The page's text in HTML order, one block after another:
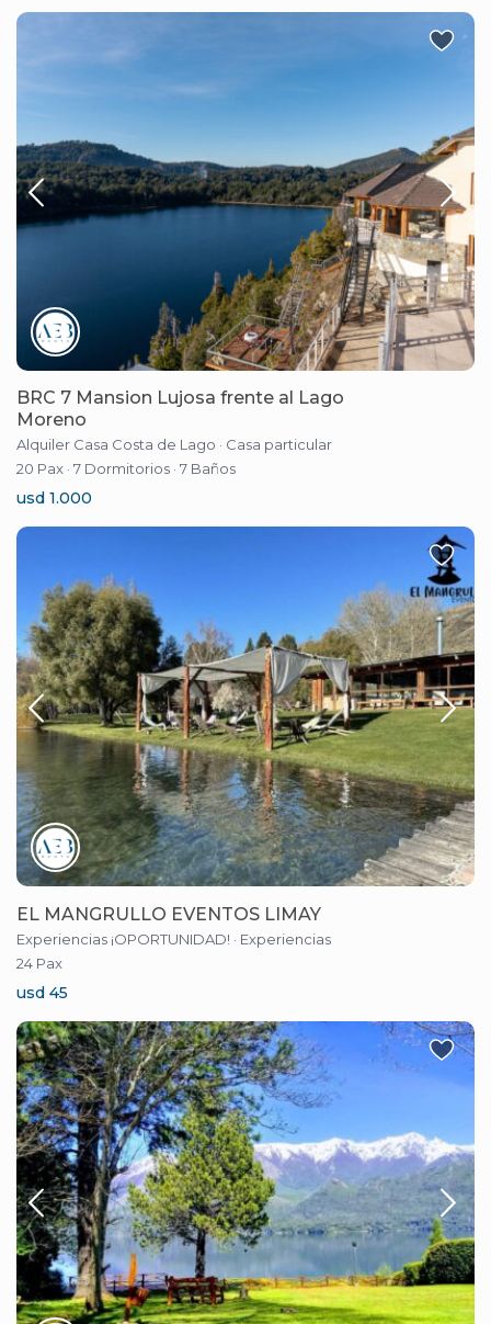
BRC 7 Mansion Lujosa frente al Lago
Moreno
Alquiler Casa Costa de Lago · Casa particular
20 Pax · 7 Dormitorios · 7 Baños
usd 1.000
EL MANGRULLO EVENTOS LIMAY
Experiencias ¡OPORTUNIDAD! · Experiencias
24 Pax
usd 45